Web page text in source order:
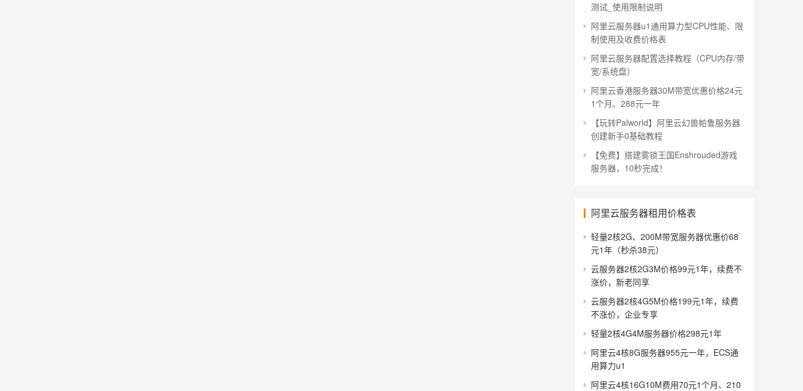
测试_使用限制说明
阿里云服务器u1通用算力型CPU性能、限
制使用及收费价格表
阿里云服务器配置选择教程（CPU内存/带
宽/系统盘）
阿里云香港服务器30M带宽优惠价格24元
1个月、288元一年
【玩转Palworld】阿里云幻兽帕鲁服务器
创建新手0基础教程
【免费】搭建雾锁王国Enshrouded游戏
服务器，10秒完成！
阿里云服务器租用价格表
轻量2核2G、200M带宽服务器优惠价68
元1年（秒杀38元）
云服务器2核2G3M价格99元1年，续费不
涨价，新老同享
云服务器2核4G5M价格199元1年，续费
不涨价，企业专享
轻量2核4G4M服务器价格298元1年
阿里云4核8G服务器955元一年，ECS通
用算力u1
阿里云4核16G10M费用70元1个月、210